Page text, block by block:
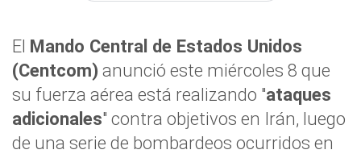
El Mando Central de Estados Unidos
(Centcom) anunció este miércoles 8 que
su fuerza aérea está realizando "ataques
adicionales" contra objetivos en Irán, luego
de una serie de bombardeos ocurridos en